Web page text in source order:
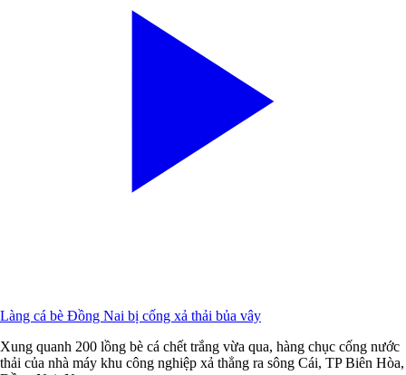
Làng cá bè Đồng Nai bị cống xả thải bủa vây
Xung quanh 200 lồng bè cá chết trắng vừa qua, hàng chục cống nước
thải của nhà máy khu công nghiệp xả thẳng ra sông Cái, TP Biên Hòa,